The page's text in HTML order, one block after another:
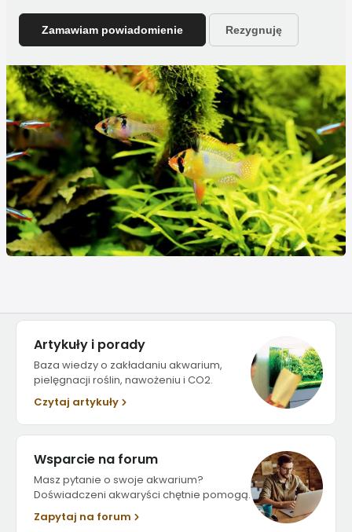
Artykuły i porady
Baza wiedzy o zakładaniu akwarium,
pielęgnacji roślin, nawożeniu i CO2.
Czytaj artykuły
Wsparcie na forum
Masz pytanie o swoje akwarium?
Doświadczeni akwaryści chętnie pomogą.
Zapytaj na forum